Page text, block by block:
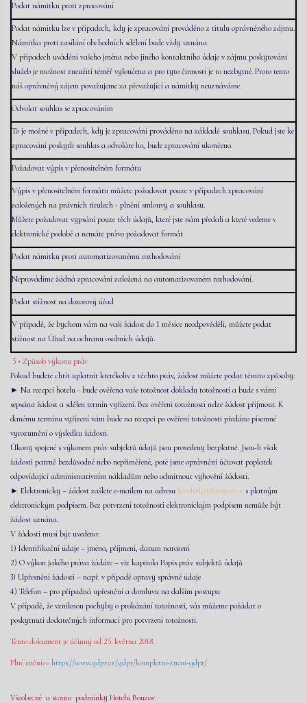
Podat námitku proti zpracování
Podat námitku lze v případech, kdy je zpracování prováděno z titulu oprávněného zájmu.
Námitka proti zasílání obchodních sdělení bude vždy uznána.
V případech uvádění vašeho jména nebo jiného kontaktního údaje v zájmu poskytování
služeb je možnost zneužití téměř vyloučena a pro tyto činnosti je to nezbytné. Proto tento
náš oprávněný zájem považujeme za převažující a námitky neuznáváme.
Odvolat souhlas se zpracováním
To je možné v případech, kdy je zpracování prováděno na základě souhlasu. Pokud jste ke
zpracování poskytli souhlas a odvoláte ho, bude zpracování ukončeno.
Požadovat výpis v přenositelném formátu
Výpis v přenositelném formátu můžete požadovat pouze v případech zpracování
založených na právních titulech - plnění smlouvy a souhlasu.
Můžete požadovat vypsání pouze těch údajů, které jste nám předali a které vedeme v
elektronické podobě a nemáte právo požadovat formát.
Podat námitku proti automatizovanému rozhodování
Neprovádíme žádná zpracování založená na automatizovaném rozhodování.
Podat stížnost na dozorový úřad
V případě, že bychom vám na vaši žádost do 1 měsíce neodpověděli, můžete podat
stížnost na Úřad na ochranu osobních údajů.
5 • Způsob výkonu práv
Pokud budete chtít uplatnit kterékoliv z těchto práv, žádost můžete podat těmito způsoby:
► Na recepci hotelu - bude ověřena vaše totožnost dokladu totožnosti a bude s vámi
sepsána žádost a sdělen termín vyřízení. Bez ověření totožnosti nelze žádost přijmout. K
danému termínu vyřízení vám bude na recepci po ověření totožnosti předáno písemné
vyrozumění o výsledku žádosti.
Úkony spojené s výkonem práv subjektů údajů jsou provedeny bezplatně. Jsou-li však
žádosti patrně bezdůvodné nebo nepřiměřené, poté jsme oprávněni účtovat poplatek
odpovídající administrativním nákladům nebo odmítnout vyhovění žádosti.
► Elektronicky – žádost zašlete e-mailem na adresu hotel@hotelbouzov.cz s platným
elektronickým podpisem. Bez potvrzení totožnosti elektronickým podpisem nemůže být
žádost uznána.
V žádosti musí být uvedeno:
1) Identifikační údaje – jméno, příjmení, datum narození
2) O výkon jakého práva žádáte – viz kapitola Popis práv subjektů údajů
3) Upřesnění žádosti – např. v případě opravy správné údaje
4) Telefon – pro případná upřesnění a domluvu na dalším postupu
V případě, že vzniknou pochyby o prokázání totožnosti, vás můžeme požádat o
poskytnutí dodatečných informací pro potvrzení totožnosti.
Tento dokument je účinný od 25. května 2018.
Plné znění>> https://www.gdpr.cz/gdpr/kompletni-zneni-gdpr/
Všeobecné a storno podmínky Hotelu Bouzov